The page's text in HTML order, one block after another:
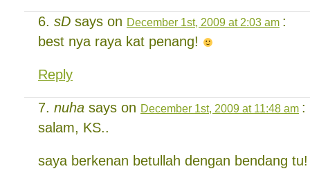
sD says on December 1st, 2009 at 2:03 am :
best nya raya kat penang!
Reply
nuha says on December 1st, 2009 at 11:48 am :
salam, KS..
saya berkenan betullah dengan bendang